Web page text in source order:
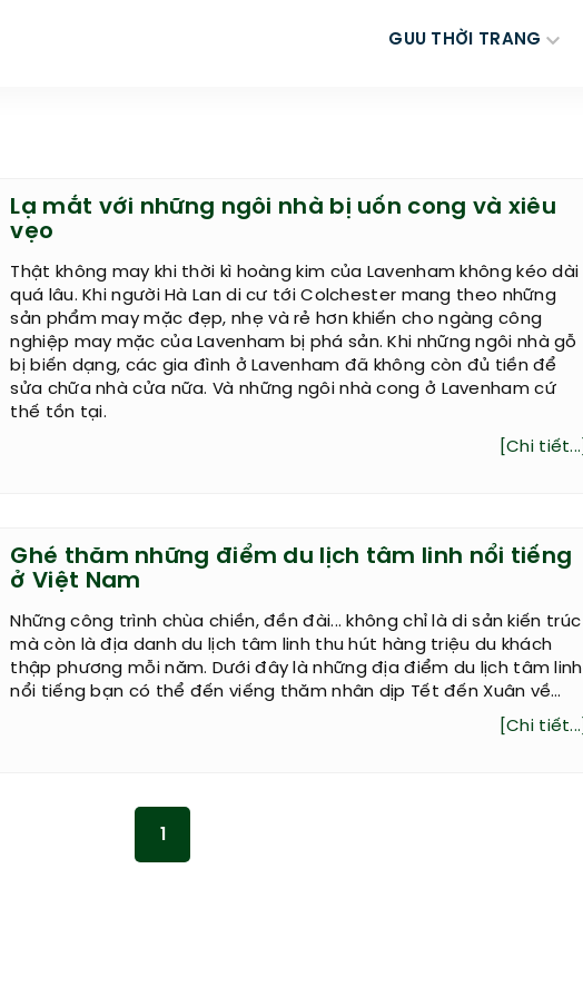
GUU THỜI TRANG
Lạ mắt với những ngôi nhà bị uốn cong và xiêu
vẹo
Thật không may khi thời kì hoàng kim của Lavenham không kéo dài
quá lâu. Khi người Hà Lan di cư tới Colchester mang theo những
sản phẩm may mặc đẹp, nhẹ và rẻ hơn khiến cho ngàng công
nghiệp may mặc của Lavenham bị phá sản. Khi những ngôi nhà gỗ
bị biến dạng, các gia đình ở Lavenham đã không còn đủ tiền để
sửa chữa nhà cửa nữa. Và những ngôi nhà cong ở Lavenham cứ
thế tồn tại.
[Chi tiết...]
Ghé thăm những điểm du lịch tâm linh nổi tiếng
ở Việt Nam
Những công trình chùa chiền, đền đài... không chỉ là di sản kiến trúc
mà còn là địa danh du lịch tâm linh thu hút hàng triệu du khách
thập phương mỗi năm. Dưới đây là những địa điểm du lịch tâm linh
nổi tiếng bạn có thể đến viếng thăm nhân dịp Tết đến Xuân về…
[Chi tiết...]